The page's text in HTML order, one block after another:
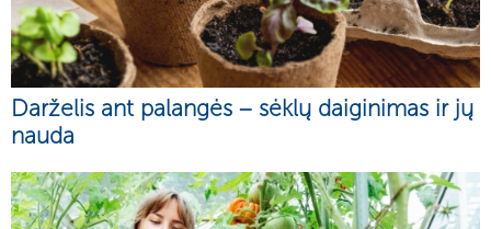
Darželis ant palangės – sėklų daiginimas ir jų
nauda